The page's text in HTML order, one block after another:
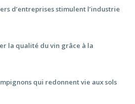
d’entreprises stimulent l’industrie
la qualité du vin grâce à la
qui redonnent vie aux sols